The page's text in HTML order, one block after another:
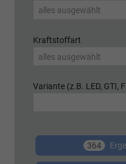
alles ausgewählt
Kraftstoffart
alles ausgewählt
Variante (z.B. LED, GTI,
364